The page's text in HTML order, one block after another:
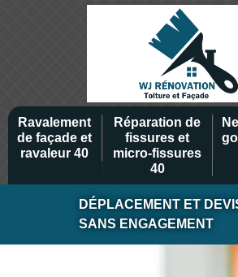
Ravalement
de façade et
ravaleur 40
Réparation de
fissures et
micro-fissures
40
DÉPLACEMENT ET
SANS ENGAGEMENT